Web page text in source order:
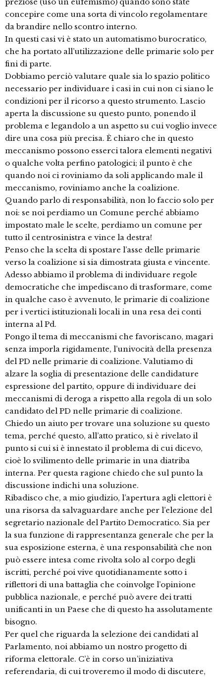
preziose (uso un eufemismo) quando sono state
concepire come una sorta di vincolo regolamentare
da brandire nello scontro interno.
In questi casi vi è stato un automatismo burocratico,
che ha portato all’utilizzazione delle primarie solo per
fini di parte.
Dobbiamo perciò valutare quale sia lo spazio politico
necessario per individuare i casi in cui non ci siano le
condizioni per il ricorso a questo strumento. Lascio
aperta la discussione su questo punto, ponendo il
problema e legandolo a un aspetto su cui voglio invece
dire una cosa più precisa. È chiaro che in questo
meccanismo possono esserci talora elementi negativi
o qualche volta perfino patologici; il punto è che
quando noi ci roviniamo da soli applicando male il
meccanismo, roviniamo anche la coalizione.
Quando parlo di responsabilità, non lo faccio solo per
noi: se noi perdiamo un Comune perché abbiamo
impostato male le scelte, perdiamo un comune per
tutto il centrosinistra e vince la destra!
Penso che la scelta di spostare l’asse delle primarie
verso la coalizione si sia dimostrata giusta e vincente.
Adesso abbiamo il problema di individuare regole
democratiche che impediscano di trasformare, come
in qualche caso è avvenuto, le primarie di coalizione
per i vertici istituzionali locali in una resa dei conti
interna al Pd.
Pongo il tema di meccanismi che favoriscano, magari
senza imporla rigidamente, l’univocità della presenza
del PD nelle primarie di coalizione. Valutiamo di
alzare la soglia di presentazione delle candidature
espressione del partito, oppure di individuare dei
meccanismi di deroga a rispetto alla regola di un solo
candidato del PD nelle primarie di coalizione.
Chiedo un aiuto per trovare una soluzione su questo
tema, perché questo, all’atto pratico, si è rivelato il
punto si cui si è innestato il problema di cui dicevo,
cioè lo svilimento delle primarie in una diatriba
interna. Per questa ragione chiedo che sul punto la
discussione indichi una soluzione.
Ribadisco che, a mio giudizio, l’apertura agli elettori è
una risorsa da salvaguardare anche per l’elezione del
segretario nazionale del Partito Democratico. Sia per
la sua funzione di rappresentanza generale che per la
sua esposizione esterna, è una responsabilità che non
può essere intesa come rivolta solo al corpo degli
iscritti, perché poi vive quotidianamente sotto i
riflettori di una battaglia che coinvolge l’opinione
pubblica nazionale, e perché può avere dei tratti
unificanti in un Paese che di questo ha assolutamente
bisogno.
Per quel che riguarda la selezione dei candidati al
Parlamento, noi abbiamo un nostro progetto di
riforma elettorale. C’è in corso un’iniziativa
referendaria, di cui troveremo il modo di discutere,